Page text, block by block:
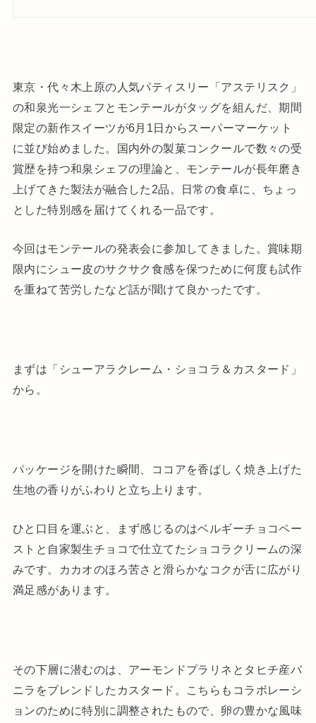
東京・代々木上原の人気パティスリー「アステリスク」
の和泉光一シェフとモンテールがタッグを組んだ、期間
限定の新作スイーツが6月1日からスーパーマーケット
に並び始めました。国内外の製菓コンクールで数々の受
賞歴を持つ和泉シェフの理論と、モンテールが長年磨き
上げてきた製法が融合した2品。日常の食卓に、ちょっ
とした特別感を届けてくれる一品です。
今回はモンテールの発表会に参加してきました。賞味期
限内にシュー皮のサクサク食感を保つために何度も試作
を重ねて苦労したなど話が聞けて良かったです。
まずは「シューアラクレーム・ショコラ＆カスタード」
から。
パッケージを開けた瞬間、ココアを香ばしく焼き上げた
生地の香りがふわりと立ち上ります。
ひと口目を運ぶと、まず感じるのはベルギーチョコペー
ストと自家製生チョコで仕立てたショコラクリームの深
みです。カカオのほろ苦さと滑らかなコクが舌に広がり
満足感があります。
その下層に潜むのは、アーモンドプラリネとタヒチ産バ
ニラをブレンドしたカスタード。こちらもコラボレーシ
ョンのために特別に調整されたもので、卵の豊かな風味